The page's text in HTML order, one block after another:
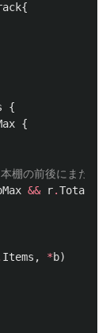
{
{
{
棚の前後にまたが
&& r.Total
Items , *b)